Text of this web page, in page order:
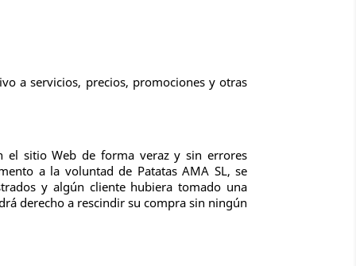
a servicios, precios, promociones y otras
el sitio Web de forma veraz y sin errores
a la voluntad de Patatas AMA SL, se
y algún cliente hubiera tomado una
derecho a rescindir su compra sin ningún